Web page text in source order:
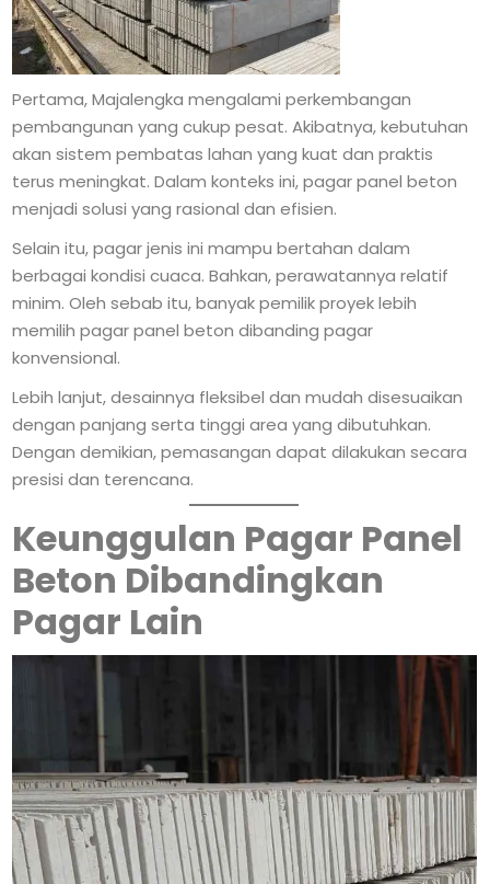
Pertama, Majalengka mengalami perkembangan
pembangunan yang cukup pesat. Akibatnya, kebutuhan
akan sistem pembatas lahan yang kuat dan praktis
terus meningkat. Dalam konteks ini, pagar panel beton
menjadi solusi yang rasional dan efisien.
Selain itu, pagar jenis ini mampu bertahan dalam
berbagai kondisi cuaca. Bahkan, perawatannya relatif
minim. Oleh sebab itu, banyak pemilik proyek lebih
memilih pagar panel beton dibanding pagar
konvensional.
Lebih lanjut, desainnya fleksibel dan mudah disesuaikan
dengan panjang serta tinggi area yang dibutuhkan.
Dengan demikian, pemasangan dapat dilakukan secara
presisi dan terencana.
Keunggulan Pagar Panel
Beton Dibandingkan
Pagar Lain